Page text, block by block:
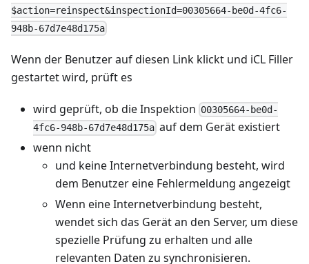
$action=reinspect&inspectionId=00305664-be0d-4fc6-
948b-67d7e48d175a
Wenn der Benutzer auf diesen Link klickt und iCL Filler
gestartet wird, prüft es
wird geprüft, ob die Inspektion 00305664-be0d-
4fc6-948b-67d7e48d175a auf dem Gerät existiert
wenn nicht
und keine Internetverbindung besteht, wird
dem Benutzer eine Fehlermeldung angezeigt
Wenn eine Internetverbindung besteht,
wendet sich das Gerät an den Server, um diese
spezielle Prüfung zu erhalten und alle
relevanten Daten zu synchronisieren.